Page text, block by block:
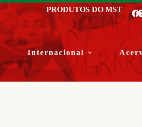
PRODUTOS DO MST
Internacional